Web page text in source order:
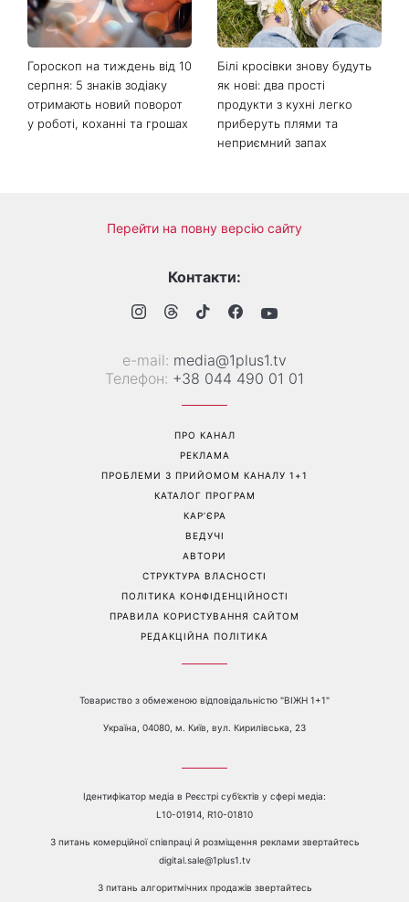
Гороскоп на тиждень від 10
серпня: 5 знаків зодіаку
отримають новий поворот
у роботі, коханні та грошах
Білі кросівки знову будуть
як нові: два прості
продукти з кухні легко
приберуть плями та
неприємний запах
Перейти на повну версію сайту
Контакти:
е-mail: media@1plus1.tv
Телефон: +38 044 490 01 01
ПРО КАНАЛ
РЕКЛАМА
ПРОБЛЕМИ З ПРИЙОМОМ КАНАЛУ 1+1
КАТАЛОГ ПРОГРАМ
КАР’ЄРА
ВЕДУЧІ
АВТОРИ
СТРУКТУРА ВЛАСНОСТІ
ПОЛІТИКА КОНФІДЕНЦІЙНОСТІ
ПРАВИЛА КОРИСТУВАННЯ САЙТОМ
РЕДАКЦІЙНА ПОЛІТИКА
Товариство з обмеженою відповідальністю "ВІЖН 1+1"
Україна, 04080, м. Київ, вул. Кирилівська, 23
Ідентифікатор медіа в Реєстрі суб’єктів у сфері медіа:
L10-01914, R10-01810
З питань комерційної співпраці й розміщення реклами звертайтесь
digital.sale@1plus1.tv
З питань алгоритмічних продажів звертайтесь